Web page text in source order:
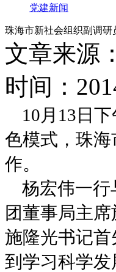
党建新闻
珠海市新社会组织副调
文章来源
时间：
10月13日下
色模式，珠
作。
杨宏伟一行
团董事局主
施隆光书记
到学习科学